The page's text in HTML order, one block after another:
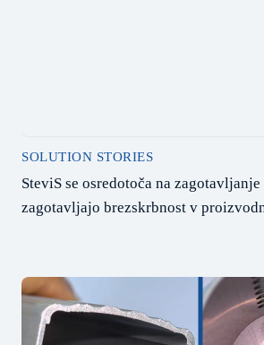
SOLUTION STORIES
SteviS se osredotoča na
zagotavljajo brezskrbnost v